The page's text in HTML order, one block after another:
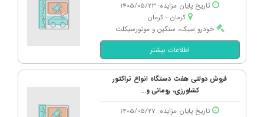
تاریخ پایان مزایده: 1405/05/23
کرمان - كرمان
خودرو سبک، سنگین و موتورسیکلت
اطلاعات بیشتر
فروش دولتی هفت دستگاه انواع تراکتور
کشاورزی، رومانی و...
تاریخ پایان مزایده: 1405/05/27